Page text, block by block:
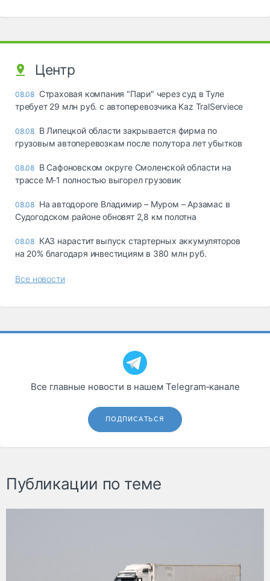
Центр
08.08 Страховая компания "Пари" через суд в Туле
требует 29 млн руб. с автоперевозчика Kaz TralServiece
08.08 В Липецкой области закрывается фирма по
грузовым автоперевозкам после полутора лет убытков
08.08 В Сафоновском округе Смоленской области на
трассе М-1 полностью выгорел грузовик
08.08 На автодороге Владимир – Муром – Арзамас в
Судогодском районе обновят 2,8 км полотна
08.08 КАЗ нарастит выпуск стартерных аккумуляторов
на 20% благодаря инвестициям в 380 млн руб.
Все новости
Все главные новости в нашем Telegram‑канале
ПОДПИСАТЬСЯ
Публикации по теме